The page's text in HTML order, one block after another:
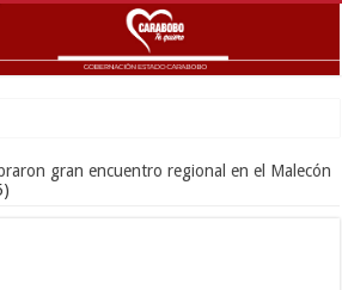
gran encuentro regional en el Malecón